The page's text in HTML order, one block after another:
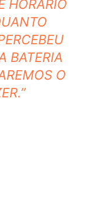
HORÁRIO
BATERIA
O